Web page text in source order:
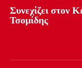
Συνεχίζει στον
Τσομίδης